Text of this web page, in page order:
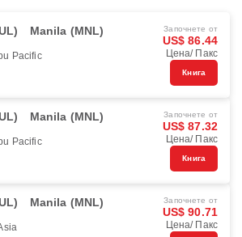
Manila (MNL)
Pacific
Започнете от
US$ 86.44
Цена/ Пакс
Книга
Manila (MNL)
Pacific
Започнете от
US$ 87.32
Цена/ Пакс
Книга
Manila (MNL) Започнете от
US$ 90.71
Цена/ Пакс